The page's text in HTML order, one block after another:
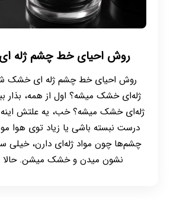
روش احیای خط چشم ژله
روش احیای خط چشم ژله ای خشک
ژله‌ای خشک میشه؟ اول از همه، بذار
ژله‌ای خشک میشه؟ خب، یه علتش
درست نبسته باشی یا زیاد توی هوا
چشم‌ها چون مواد ژله‌ای دارن، خیلی
نشون میدن و خشک میشن. حالا